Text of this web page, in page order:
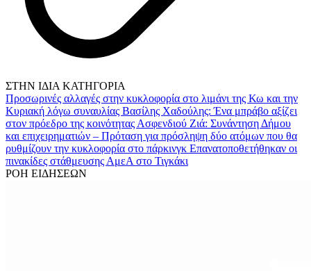
ΣΤΗΝ ΙΔΙΑ ΚΑΤΗΓΟΡΙΑ
Προσωρινές αλλαγές στην κυκλοφορία στο λιμάνι της Κω και την
Κυριακή λόγω συναυλίας Βασίλης Χαδούλης: Ένα μπράβο αξίζει
στον πρόεδρο της κοινότητας Ασφενδιού Ζιά: Συνάντηση Δήμου
και επιχειρηματιών – Πρόταση για πρόσληψη δύο ατόμων που θα
ρυθμίζουν την κυκλοφορία στο πάρκινγκ Επανατοποθετήθηκαν οι
πινακίδες στάθμευσης ΑμεΑ στο Τιγκάκι
ΡΟΗ ΕΙΔΗΣΕΩΝ